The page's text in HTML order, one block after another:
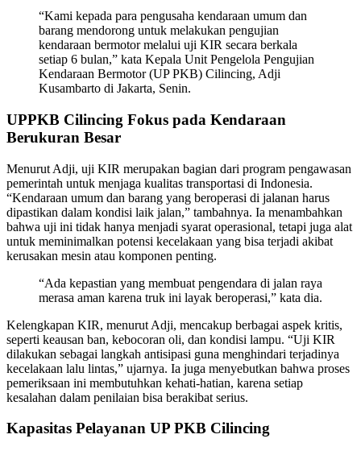
“Kami kepada para pengusaha kendaraan umum dan
barang mendorong untuk melakukan pengujian
kendaraan bermotor melalui uji KIR secara berkala
setiap 6 bulan,” kata Kepala Unit Pengelola Pengujian
Kendaraan Bermotor (UP PKB) Cilincing, Adji
Kusambarto di Jakarta, Senin.
UPPKB Cilincing Fokus pada Kendaraan
Berukuran Besar
Menurut Adji, uji KIR merupakan bagian dari program pengawasan
pemerintah untuk menjaga kualitas transportasi di Indonesia.
“Kendaraan umum dan barang yang beroperasi di jalanan harus
dipastikan dalam kondisi laik jalan,” tambahnya. Ia menambahkan
bahwa uji ini tidak hanya menjadi syarat operasional, tetapi juga alat
untuk meminimalkan potensi kecelakaan yang bisa terjadi akibat
kerusakan mesin atau komponen penting.
“Ada kepastian yang membuat pengendara di jalan raya
merasa aman karena truk ini layak beroperasi,” kata dia.
Kelengkapan KIR, menurut Adji, mencakup berbagai aspek kritis,
seperti keausan ban, kebocoran oli, dan kondisi lampu. “Uji KIR
dilakukan sebagai langkah antisipasi guna menghindari terjadinya
kecelakaan lalu lintas,” ujarnya. Ia juga menyebutkan bahwa proses
pemeriksaan ini membutuhkan kehati-hatian, karena setiap
kesalahan dalam penilaian bisa berakibat serius.
Kapasitas Pelayanan UP PKB Cilincing